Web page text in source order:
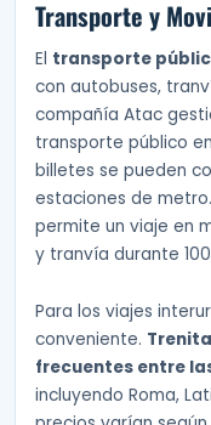
Transporte y
El transporte
con autobuses,
compañía Atac
transporte público
billetes se pueden
estaciones de
permite un viaje en
y tranvía durante
Para los viajes
conveniente.
frecuentes entre
incluyendo Roma,